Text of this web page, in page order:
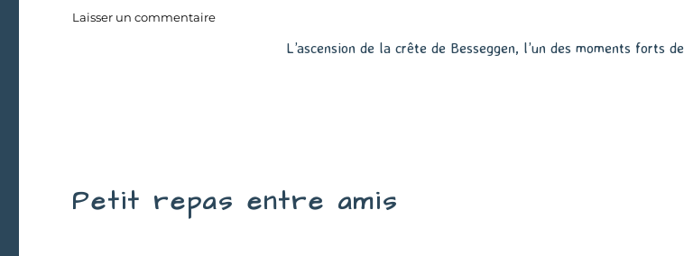
L’ascension de la crête de Besseggen, l’un des moments forts de
Laisser un commentairesur
Petit repas entre amis